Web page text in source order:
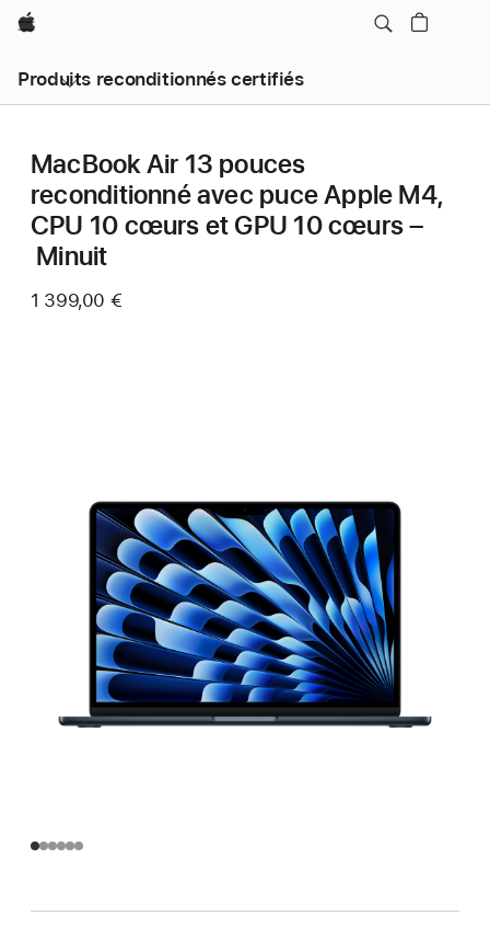
Apple
Produits reconditionnés certifiés
MacBook Air 13 pouces
reconditionné avec puce Apple M4,
CPU 10 cœurs et GPU 10 cœurs –
Minuit
1 399,00 €